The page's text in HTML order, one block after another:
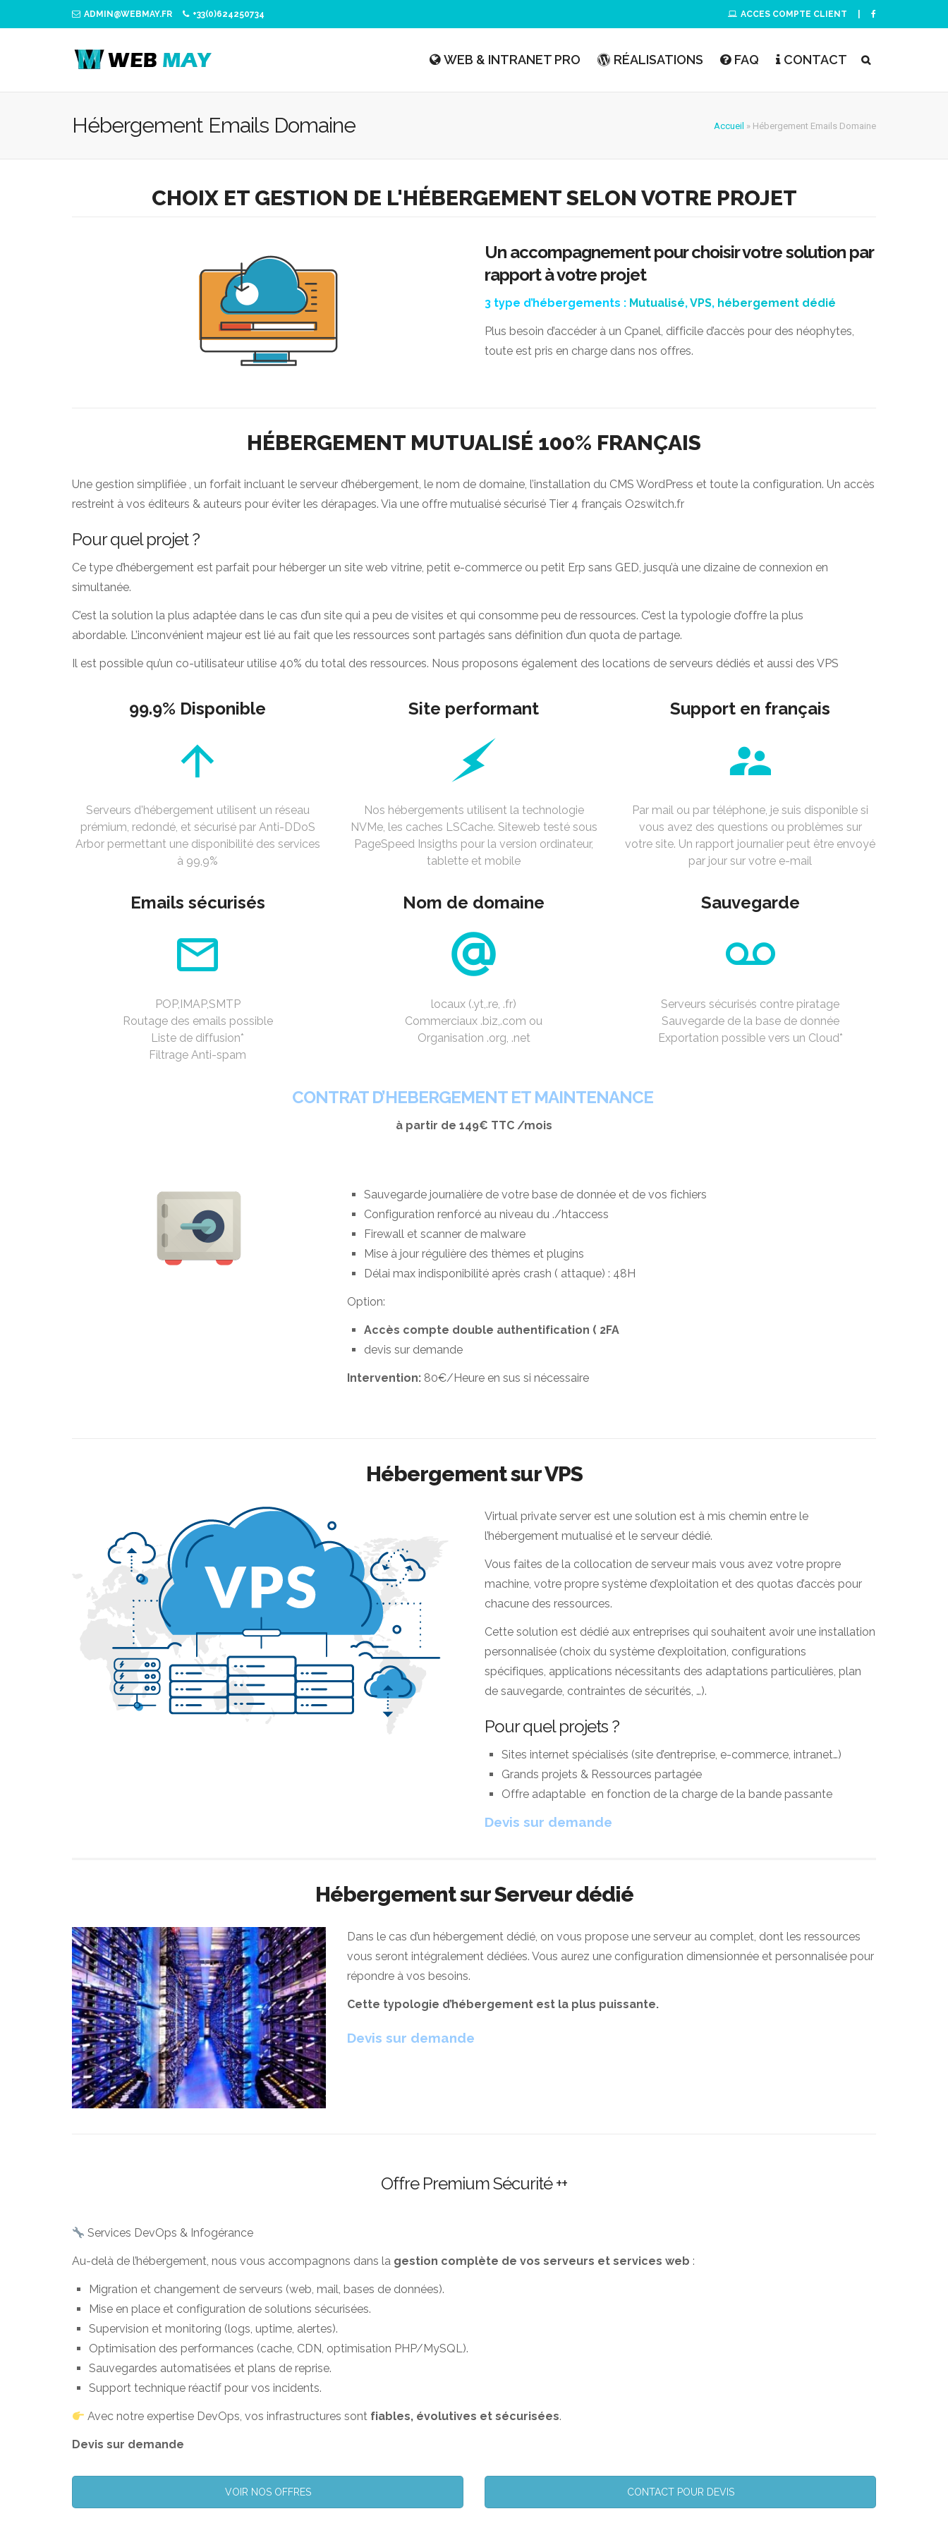
ADMIN@WEBMAY.FR +33(0)624250734 ACCES COMPTE CLIENT
WEB & INTRANET PRO RÉALISATIONS FAQ CONTACT
Accueil » Hébergement Emails Domaine
Hébergement Emails Domaine
CHOIX ET GESTION DE L'HÉBERGEMENT SELON VOTRE PROJET
Un accompagnement pour choisir votre solution par
rapport à votre projet
3 type d’hébergements : Mutualisé,VPS, hébergement dédié
Plus besoin d’accéder à un Cpanel, difficile d’accès pour des néophytes,
toute est pris en charge dans nos offres.
HÉBERGEMENT MUTUALISÉ 100% FRANÇAIS
Une gestion simplifiée , un forfait incluant le serveur d’hébergement, le nom de domaine, l’installation du CMS WordPress et toute la configuration. Un accès
restreint à vos éditeurs & auteurs pour éviter les dérapages. Via une offre mutualisé sécurisé Tier 4 français O2switch.fr
Pour quel projet ?
Ce type d’hébergement est parfait pour héberger un site web vitrine, petit e-commerce ou petit Erp sans GED, jusqu’à une dizaine de connexion en
simultanée.
C’est la solution la plus adaptée dans le cas d’un site qui a peu de visites et qui consomme peu de ressources. C’est la typologie d’offre la plus
abordable. L’inconvénient majeur est lié au fait que les ressources sont partagés sans définition d’un quota de partage.
Il est possible qu’un co-utilisateur utilise 40% du total des ressources. Nous proposons également des locations de serveurs dédiés et aussi des VPS
99.9% Disponible
Serveurs d'hébergement utilisent un réseau
prémium, redondé, et sécurisé par Anti-DDoS
Arbor permettant une disponibilité des services
à 99,9%
Site performant
Nos hébergements utilisent la technologie
NVMe, les caches LSCache. Siteweb testé sous
PageSpeed Insigths pour la version ordinateur,
tablette et mobile
Support en français
Par mail ou par téléphone, je suis disponible si
vous avez des questions ou problèmes sur
votre site. Un rapport journalier peut être envoyé
par jour sur votre e-mail
Emails sécurisés
POP,IMAP,SMTP
Routage des emails possible
Liste de diffusion*
Filtrage Anti-spam
Nom de domaine
locaux (.yt,.re, .fr)
Commerciaux .biz,.com ou
Organisation .org, .net
Sauvegarde
Serveurs sécurisés contre piratage
Sauvegarde de la base de donnée
Exportation possible vers un Cloud*
CONTRAT D’HEBERGEMENT ET MAINTENANCE
à partir de 149€ TTC /mois
Sauvegarde journalière de votre base de donnée et de vos fichiers
Configuration renforcé au niveau du ./htaccess
Firewall et scanner de malware
Mise à jour régulière des thèmes et plugins
Délai max indisponibilité après crash ( attaque) : 48H
Option:
Accès compte double authentification ( 2FA
devis sur demande
Intervention: 80€/Heure en sus si nécessaire
Hébergement sur VPS
Virtual private server est une solution est à mis chemin entre le
l’hébergement mutualisé et le serveur dédié.
Vous faites de la collocation de serveur mais vous avez votre propre
machine, votre propre système d’exploitation et des quotas d’accès pour
chacune des ressources.
Cette solution est dédié aux entreprises qui souhaitent avoir une installation
personnalisée (choix du système d’exploitation, configurations
spécifiques, applications nécessitants des adaptations particulières, plan
de sauvegarde, contraintes de sécurités, …).
Pour quel projets ?
Sites internet spécialisés (site d’entreprise, e-commerce, intranet…)
Grands projets & Ressources partagée
Offre adaptable en fonction de la charge de la bande passante
Devis sur demande
Hébergement sur Serveur dédié
Dans le cas d’un hébergement dédié, on vous propose une serveur au complet, dont les ressources
vous seront intégralement dédiées. Vous aurez une configuration dimensionnée et personnalisée pour
répondre à vos besoins.
Cette typologie d’hébergement est la plus puissante.
Devis sur demande
Offre Premium Sécurité ++
Services DevOps & Infogérance
Au-delà de l’hébergement, nous vous accompagnons dans la gestion complète de vos serveurs et services web :
Migration et changement de serveurs (web, mail, bases de données).
Mise en place et configuration de solutions sécurisées.
Supervision et monitoring (logs, uptime, alertes).
Optimisation des performances (cache, CDN, optimisation PHP/MySQL).
Sauvegardes automatisées et plans de reprise.
Support technique réactif pour vos incidents.
Avec notre expertise DevOps, vos infrastructures sont fiables, évolutives et sécurisées.
Devis sur demande
VOIR NOS OFFRES CONTACT POUR DEVIS